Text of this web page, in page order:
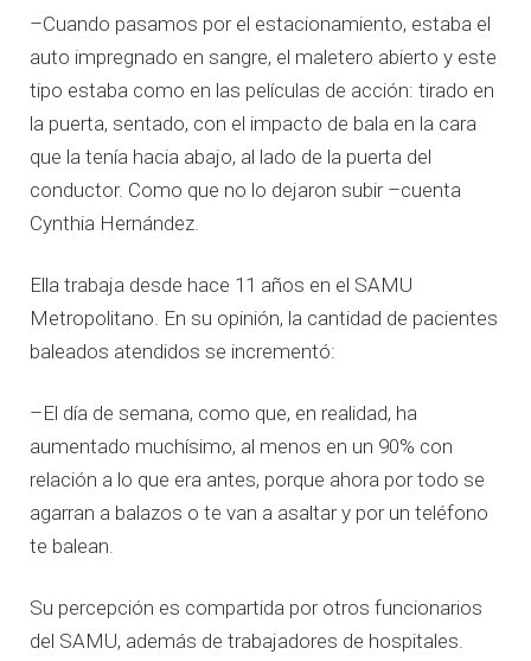
–Cuando pasamos por el estacionamiento, estaba el
auto impregnado en sangre, el maletero abierto y este
tipo estaba como en las películas de acción: tirado en
la puerta, sentado, con el impacto de bala en la cara
que la tenía hacia abajo, al lado de la puerta del
conductor. Como que no lo dejaron subir –cuenta
Cynthia Hernández.
Ella trabaja desde hace 11 años en el SAMU
Metropolitano. En su opinión, la cantidad de pacientes
baleados atendidos se incrementó:
–El día de semana, como que, en realidad, ha
aumentado muchísimo, al menos en un 90% con
relación a lo que era antes, porque ahora por todo se
agarran a balazos o te van a asaltar y por un teléfono
te balean.
Su percepción es compartida por otros funcionarios
del SAMU, además de trabajadores de hospitales.